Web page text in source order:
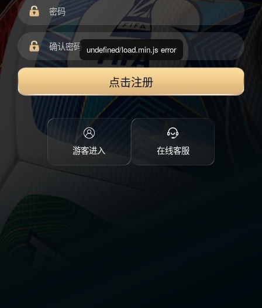
点击注册
游客进入 在线客服
undefined/load.min.js error